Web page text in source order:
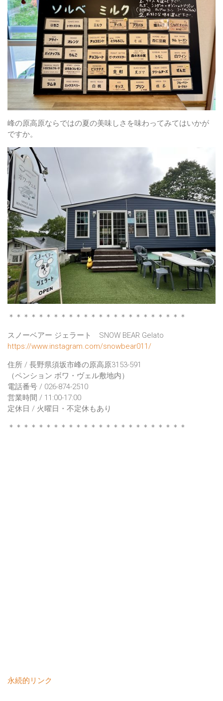
峰の原高原ならではの夏の美味しさを味わってみてはいかが
ですか。
＊＊＊＊＊＊＊＊＊＊＊＊＊＊＊＊＊＊＊＊＊＊＊＊
スノーベアー ジェラート SNOW BEAR Gelato
https://www.instagram.com/snowbear011/
住所 / 長野県須坂市峰の原高原3153-591
（ペンション ボワ・ヴェル敷地内）
電話番号 / 026-874-2510
営業時間 / 11:00-17:00
定休日 / 火曜日・不定休もあり
＊＊＊＊＊＊＊＊＊＊＊＊＊＊＊＊＊＊＊＊＊＊＊＊
永続的リンク